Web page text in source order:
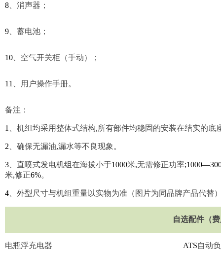
8 消声器；
9 蓄电池；
10 、空气开关柜（手动）；
11 、用户操作手册。
备注：
1 、机组均采用整体式结构,所有部件均稳固的安装在结实的底
2 、确保无漏油,漏水等不良现象。
3 、直喷式发电机组在海拔小于1000米,无需修正功率
米,修正6%。
4 、外型尺寸与机组重量以实物为准（图片为同品牌产品代替
自选配件（
电瓶浮充电器 ATS自动